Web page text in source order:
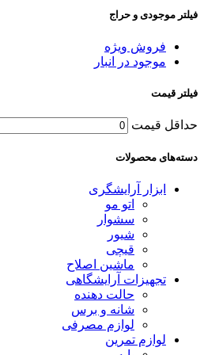
فیلتر موجودی و حراج
فروش ویژه
موجود در انبار
فیلتر قیمت
حداقل قیمت
دسته‌های محصولات
ابزار آرایشگری
اتو مو
سشوار
شیور
قیچی
ماشین اصلاح
تجهیزات آرایشگاهی
حالت دهنده
شانه و برس
لوازم مصرفی
لوازم تمرین